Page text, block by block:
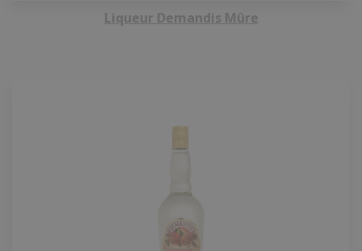
Liqueur Demandis Mûre